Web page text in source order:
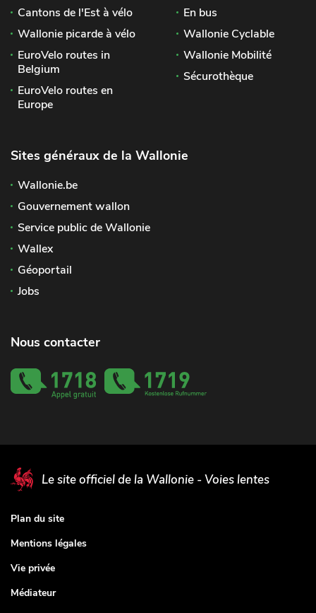
Cantons de l'Est à vélo
Wallonie picarde à vélo
EuroVelo routes in
Belgium
EuroVelo routes en
Europe
En bus
Wallonie Cyclable
Wallonie Mobilité
Sécurothèque
Sites généraux de la Wallonie
Wallonie.be
Gouvernement wallon
Service public de Wallonie
Wallex
Géoportail
Jobs
Nous contacter
Le site officiel de la Wallonie - Voies lentes
Plan du site
Mentions légales
Vie privée
Médiateur